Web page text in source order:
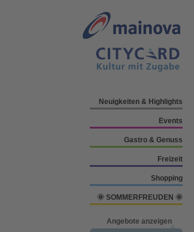
Neuigkeiten & Highlights
Events
Gastro & Genuss
Freizeit
Shopping
🌞 SOMMERFREUDEN 🌞
Angebote anzeigen